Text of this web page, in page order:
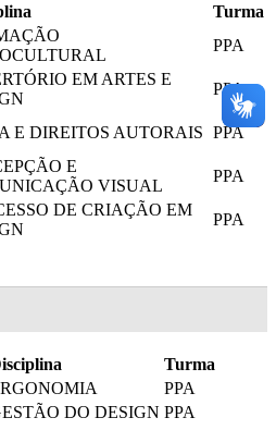
Turma
PPA
EM ARTES E
PPA
E DIREITOS AUTORAIS PPA
E
VISUAL
PPA
DE CRIAÇÃO EM
PPA
Turma
PPA
DO DESIGN PPA